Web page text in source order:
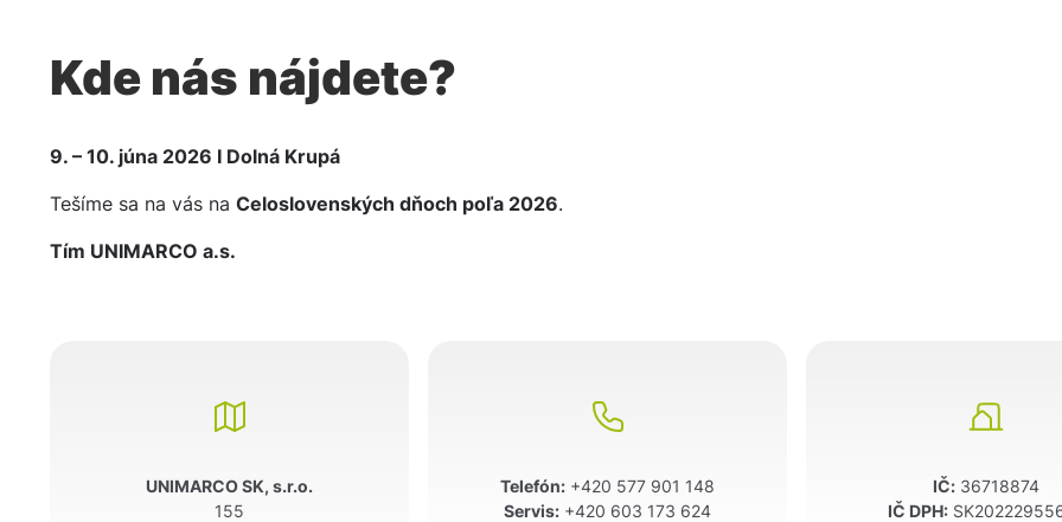
Kde nás nájdete?
9. – 10. júna 2026 I Dolná Krupá
Tešíme sa na vás na Celoslovenských dňoch poľa 2026.
Tím UNIMARCO a.s.
UNIMARCO SK, s.r.o.
155
Telefón: +420 577 901 148
Servis: +420 603 173 624
IČ:36718874
IČ DPH: